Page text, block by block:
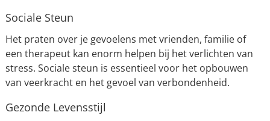
Sociale Steun
Het praten over je gevoelens met vrienden, familie of
een therapeut kan enorm helpen bij het verlichten van
stress. Sociale steun is essentieel voor het opbouwen
van veerkracht en het gevoel van verbondenheid.
Gezonde Levensstijl